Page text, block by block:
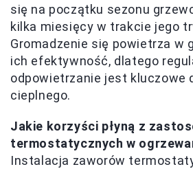
się na początku sezonu
kilka miesięcy w trakcie jego
Gromadzenie się powietrza w
ich efektywność, dlatego
odpowietrzanie jest kluczowe
cieplnego.
Jakie korzyści płyną z
termostatycznych w
Instalacja zaworów